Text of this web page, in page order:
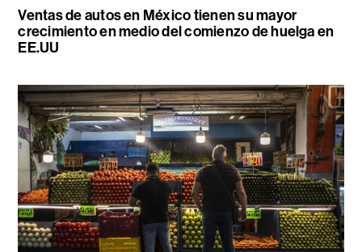
Ventas de autos en México tienen su mayor
crecimiento en medio del comienzo de huelga en
EE.UU